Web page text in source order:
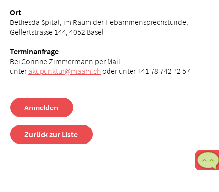
Ort
Bethesda Spital, im Raum der Hebammensprechstunde,
Gellertstrasse 144, 4052 Basel
Terminanfrage
Bei Corinne Zimmermann per Mail
unter akupunktur@maam.choder unter +41 78 742 72 57
Anmelden
Zurück zur Liste